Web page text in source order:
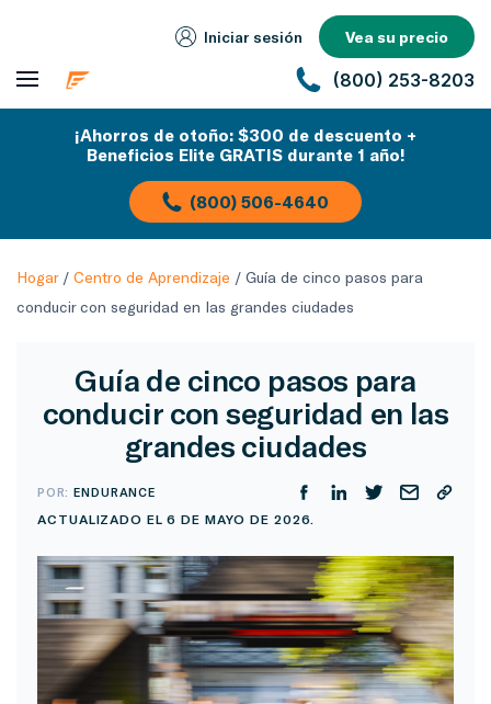
Iniciar sesión Vea su precio
(800) 253-8203
¡Ahorros de otoño: $300 de descuento +
Beneficios Elite GRATIS durante 1 año!
(800) 506-4640
Hogar/ Centro de Aprendizaje / Guía de cinco pasos para
conducir con seguridad en las grandes ciudades
Guía de cinco pasos para
conducir con seguridad en las
grandes ciudades
POR:ENDURANCE
ACTUALIZADO EL 6 DE MAYO DE 2026.